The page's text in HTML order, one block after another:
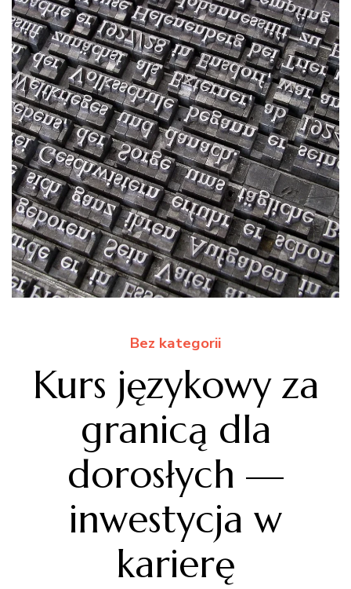
Bez kategorii
Kurs językowy za
granicą dla
dorosłych —
inwestycja w
karierę